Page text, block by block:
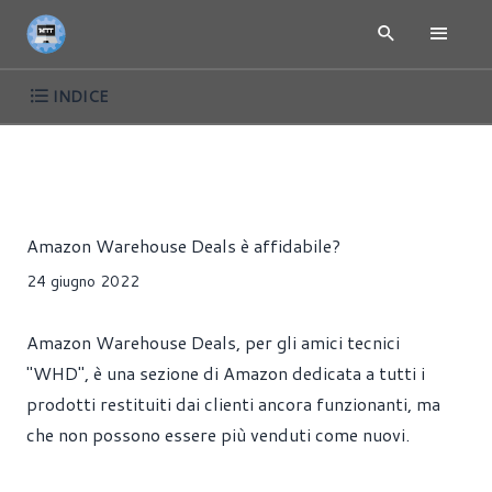
INDICE
Amazon Warehouse Deals è affidabile?
24 giugno 2022
Amazon Warehouse Deals, per gli amici tecnici
"WHD", è una sezione di Amazon dedicata a tutti i
prodotti restituiti dai clienti ancora funzionanti, ma
che non possono essere più venduti come nuovi.